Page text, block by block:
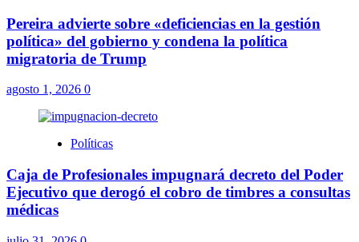
Pereira advierte sobre «deficiencias en la gestión
política» del gobierno y condena la política
migratoria de Trump
agosto 1, 2026 0
Políticas
Caja de Profesionales impugnará decreto del Poder
Ejecutivo que derogó el cobro de timbres a consultas
médicas